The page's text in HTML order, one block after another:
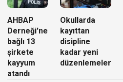
AHBAP
Derneği'ne
bağlı 13
şirkete
kayyum
atandı
Okullarda
kayıttan
disipline
kadar yeni
düzenlemeler